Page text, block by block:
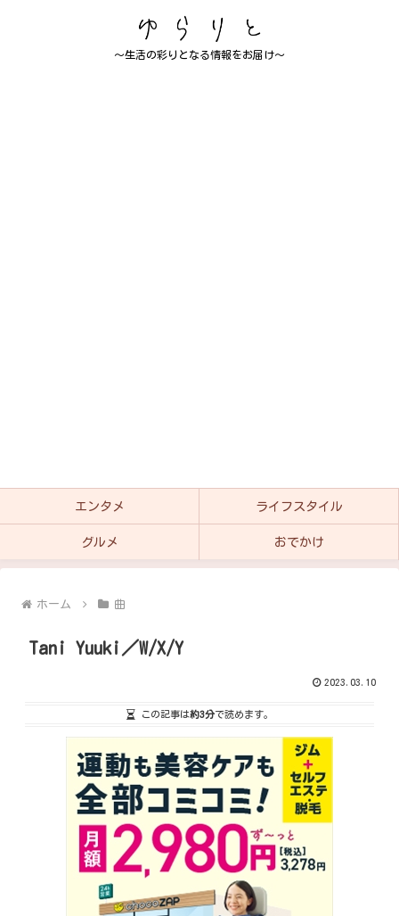
～生活の彩りとなる情報をお届け～
エンタメ ライフスタイル
グルメ おでかけ
ホーム 曲
Tani Yuuki／W/X/Y
2023.03.10
この記事は約3分で読めます。